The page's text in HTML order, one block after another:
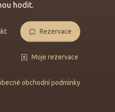
hodit.
Rezervace
Moje rezervace
obchodní podmínky